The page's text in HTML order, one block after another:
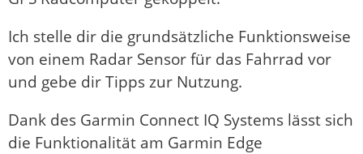
Ich stelle dir die grundsätzliche Funktionsweise
von einem Radar Sensor für das Fahrrad vor
und gebe dir Tipps zur Nutzung.
Dank des Garmin Connect IQ Systems lässt sich
die Funktionalität am Garmin Edge